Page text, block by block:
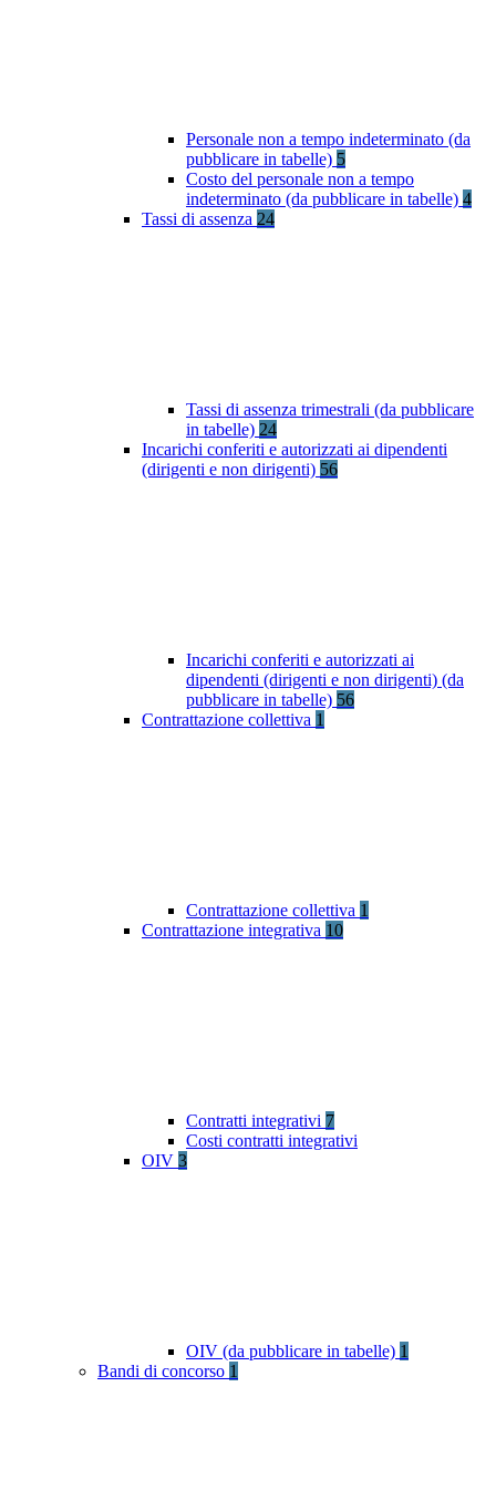
Personale non a tempo indeterminato (da
pubblicare in tabelle) 5
Costo del personale non a tempo
indeterminato (da pubblicare in tabelle) 4
Tassi di assenza 24
Tassi di assenza trimestrali (da pubblicare
in tabelle) 24
Incarichi conferiti e autorizzati ai dipendenti
(dirigenti e non dirigenti) 56
Incarichi conferiti e autorizzati ai
dipendenti (dirigenti e non dirigenti) (da
pubblicare in tabelle) 56
Contrattazione collettiva 1
Contrattazione collettiva 1
Contrattazione integrativa 10
Contratti integrativi 7
Costi contratti integrativi
OIV 3
OIV (da pubblicare in tabelle) 1
Bandi di concorso 1